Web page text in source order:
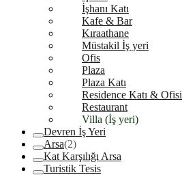
İşhanı Katı
Kafe & Bar
Kıraathane
Müstakil İş yeri
Ofis
Plaza
Plaza Katı
Residence Katı & Ofisi
Restaurant
Villa (İş yeri)
Devren İş Yeri
Arsa(2)
Kat Karşılığı Arsa
Turistik Tesis